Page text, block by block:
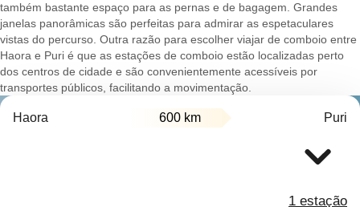
também bastante espaço para as pernas e de bagagem. Grandes
janelas panorâmicas são perfeitas para admirar as espetaculares
vistas do percurso. Outra razão para escolher viajar de comboio entre
Haora e Puri é que as estações de comboio estão localizadas perto
dos centros de cidade e são convenientemente acessíveis por
transportes públicos, facilitando a movimentação.
Haora 600 km Puri
1 estação